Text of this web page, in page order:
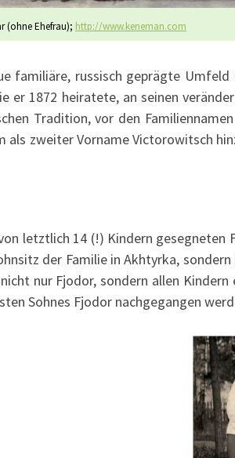
(ohne Ehefrau); http://www.keneman.com
familiäre, russisch geprägte
er 1872 heiratete, an seinen
Tradition, vor den
als zweiter Vorname Victorowitsch
letztlich 14 (!) Kindern
der Familie in Akhtyrka,
nur Fjodor, sondern allen
Sohnes Fjodor nachgegangen